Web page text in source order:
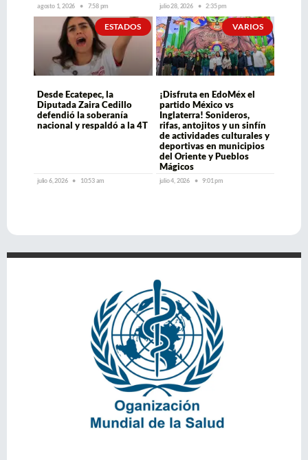
agosto 1, 2026 7:58 pm julio 28, 2026 2:35 pm
ESTADOS
Desde Ecatepec, la
Diputada Zaira Cedillo
defendió la soberanía
nacional y respaldó a la 4T
julio 6, 2026 10:53 am
VARIOS
¡Disfruta en EdoMéx el
partido México vs
Inglaterra! Sonideros,
rifas, antojitos y un sinfín
de actividades culturales y
deportivas en municipios
del Oriente y Pueblos
Mágicos
julio 4, 2026 9:01 pm